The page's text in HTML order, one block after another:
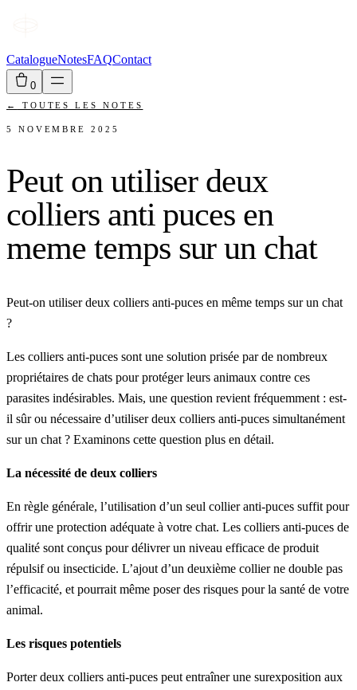
CatalogueNotesFAQContact
0
← TOUTES LES NOTES
5 NOVEMBRE 2025
Peut on utiliser deux
colliers anti puces en
meme temps sur un chat
Peut-on utiliser deux colliers anti-puces en même temps sur un chat
?
Les colliers anti-puces sont une solution prisée par de nombreux
propriétaires de chats pour protéger leurs animaux contre ces
parasites indésirables. Mais, une question revient fréquemment : est-
il sûr ou nécessaire d’utiliser deux colliers anti-puces simultanément
sur un chat ? Examinons cette question plus en détail.
La nécessité de deux colliers
En règle générale, l’utilisation d’un seul collier anti-puces suffit pour
offrir une protection adéquate à votre chat. Les colliers anti-puces de
qualité sont conçus pour délivrer un niveau efficace de produit
répulsif ou insecticide. L’ajout d’un deuxième collier ne double pas
l’efficacité, et pourrait même poser des risques pour la santé de votre
animal.
Les risques potentiels
Porter deux colliers anti-puces peut entraîner une surexposition aux